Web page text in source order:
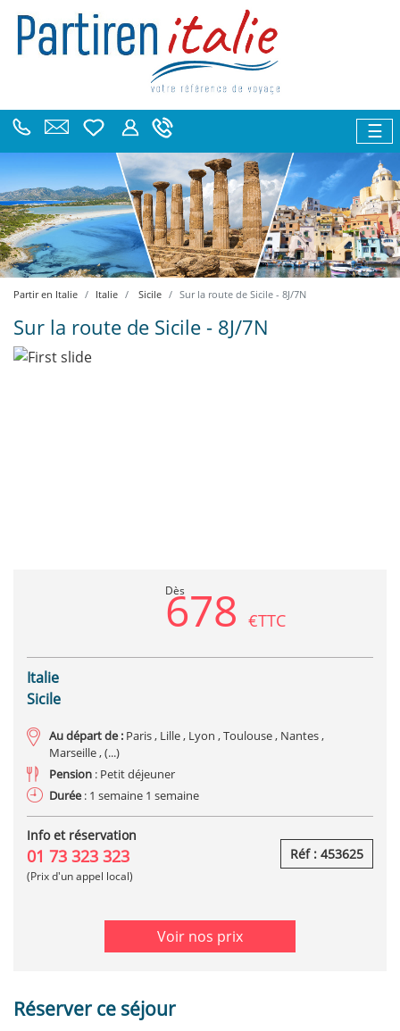
☰
Partir en Italie Italie Sicile Sur la route de Sicile - 8J/7N
Sur la route de Sicile - 8J/7N
Dès
678€TTC
Italie
Sicile
Au départ de : Paris , Lille , Lyon , Toulouse , Nantes ,
Marseille , (...)
Pension : Petit déjeuner
Durée : 1 semaine 1 semaine
Info et réservation
01 73 323 323
(Prix d'un appel local)
Réf : 453625
Voir nos prix
Réserver ce séjour